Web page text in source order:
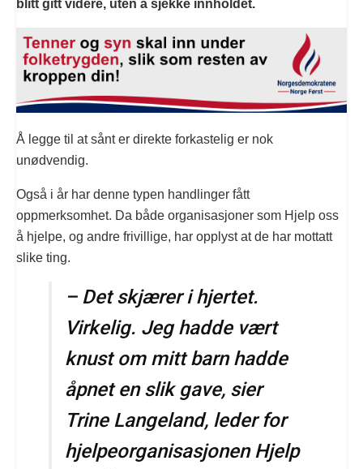
blitt gitt videre, uten å sjekke innholdet.
Å legge til at sånt er direkte forkastelig er nok
unødvendig.
Også i år har denne typen handlinger fått
oppmerksomhet. Da både organisasjoner som Hjelp oss
å hjelpe, og andre frivillige, har opplyst at de har mottatt
slike ting.
– Det skjærer i hjertet.
Virkelig. Jeg hadde vært
knust om mitt barn hadde
åpnet en slik gave, sier
Trine Langeland, leder for
hjelpeorganisasjonen Hjelp